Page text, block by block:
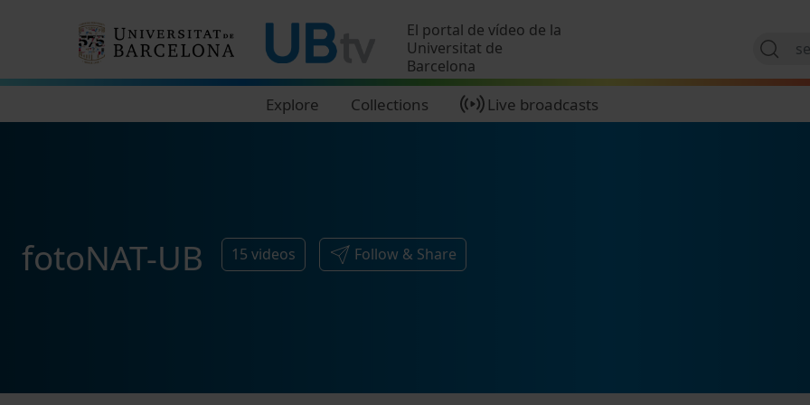
El portal de vídeo de la
Universitat de
Barcelona
Explore Collections Live broadcasts
fotoNAT-UB 15 videos Follow & Share